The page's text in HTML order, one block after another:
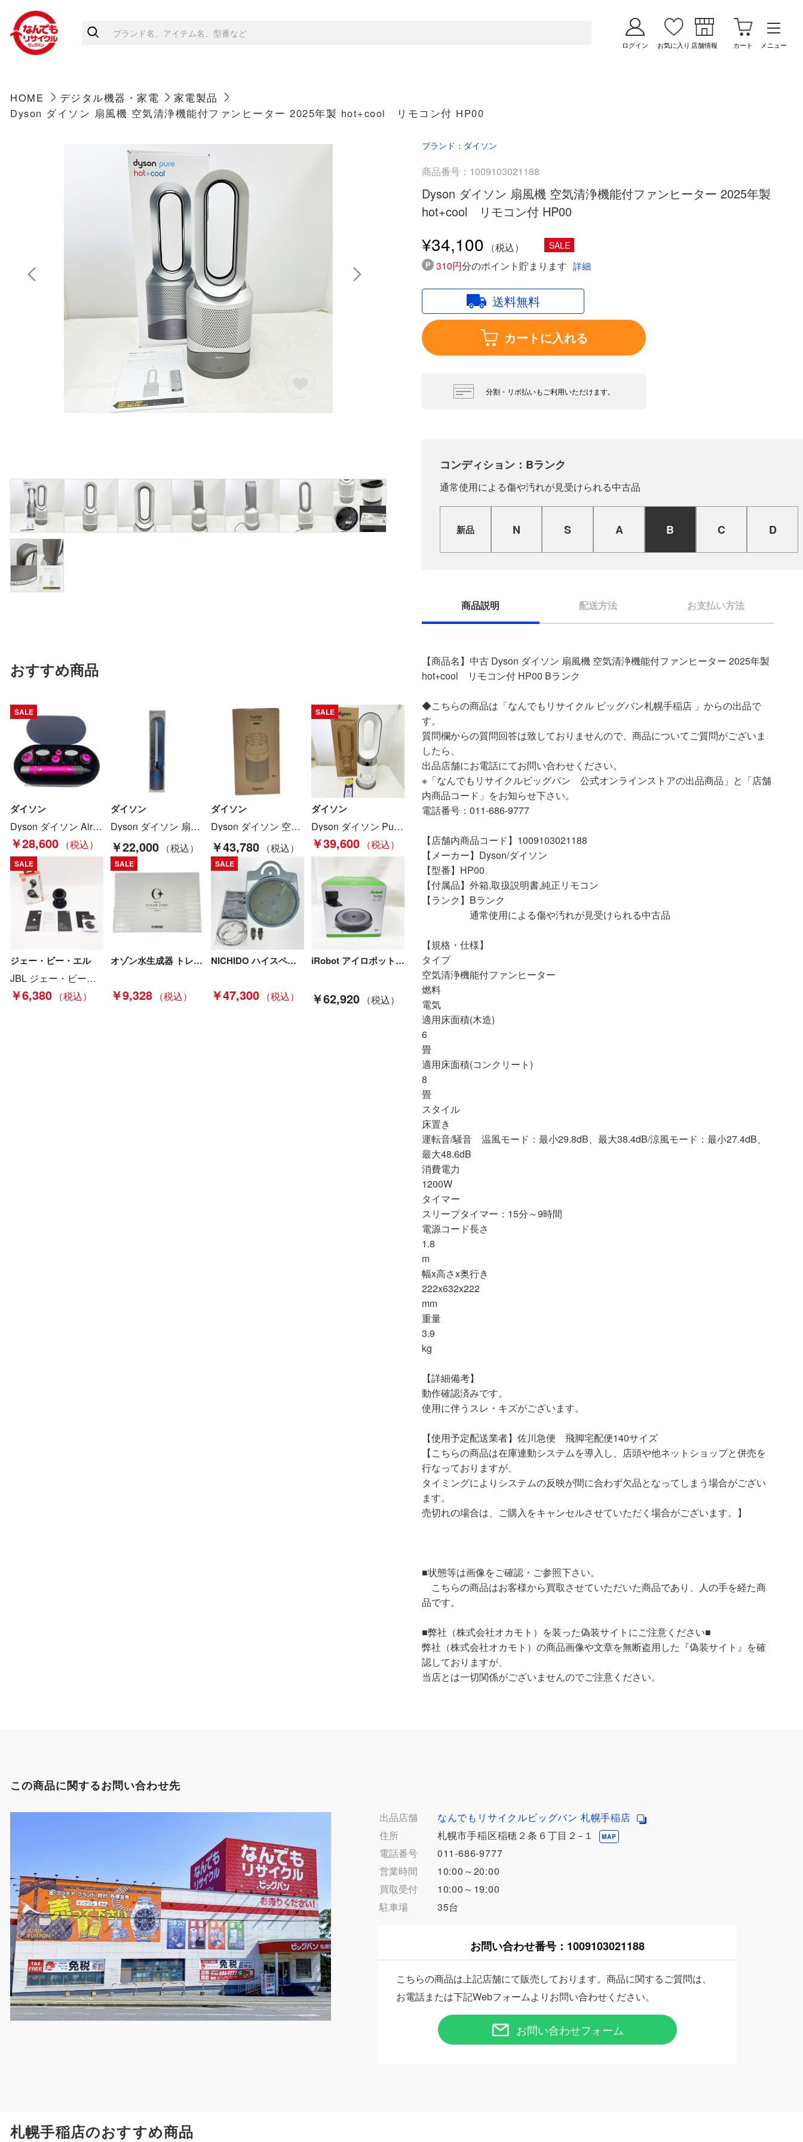
ログイン お気に入り 店舗情報 カート メニュー
HOME デジタル機器・家電
家電製品
Dyson ダイソン 扇風機 空気清浄機能付ファンヒーター 2025年製 hot+cool リモコン付 HP00
おすすめ商品
SALE
ダイソン
Dyson ダイソン Airwrap マルチスタイラー 2022年製 ドライヤー HS05 Bランク
￥28,600
ダイソン
Dyson ダイソン 扇風機 空気洗浄機能付ファン 2019年製 TP00 Sランク
￥22,000
ダイソン
Dyson ダイソン 空気清浄機 HushJet shizuka SP01-A Sランク
￥43,780
SALE
ダイソン
Dyson ダイソン Purifier Hot + Cool Gen1 空気清浄ファンヒーター 2025年製 HP10 ホワイト Bランク
￥39,600
SALE
ジェー・ビー・エル
JBL ジェー・ビー・エル FREE X ワイヤレスインイヤー型イヤホン JBLFREEXBLKBT Bランク
￥6,380
SALE
オゾン水生成器 トレビ・クリアゼロ FWO-03 Aランク
￥9,328
SALE
NICHIDO ハイスペックハイディスク150W 架台取付型 L150B-F-H110-50K 常設用LED照明 屋内/屋外兼用型 動作未確認 Aランク
￥47,300
iRobot アイロボット Roomba ルンバ i5+ ロボットクリーナー 掃除機 i5558 ブラック Aランク
￥62,920
ブランド：ダイソン
商品番号：1009103021188
Dyson ダイソン 扇風機 空気清浄機能付ファンヒーター 2025年製
hot+cool リモコン付 HP00
¥34,100 SALE
310円分のポイント貯まります 詳細
送料無料
カートに入れる
分割・リボ払いもご利用いただけます。
コンディション：Bランク
通常使用による傷や汚れが見受けられる中古品
新品 N S A B C D
商品説明 配送方法 お支払い方法
【商品名】中古 Dyson ダイソン 扇風機 空気清浄機能付ファンヒーター 2025年製
hot+cool リモコン付 HP00 Bランク
◆こちらの商品は「なんでもリサイクル ビッグバン札幌手稲店 」からの出品で
す。
質問欄からの質問回答は致しておりませんので、商品についてご質問がございま
したら、
出品店舗にお電話にてお問い合わせください。
※「なんでもリサイクルビッグバン 公式オンラインストアの出品商品」と「店舗
内商品コード」をお知らせ下さい。
電話番号：011-686-9777
【店舗内商品コード】1009103021188
【メーカー】Dyson/ダイソン
【型番】HP00
【付属品】外箱,取扱説明書,純正リモコン
【ランク】Bランク
通常使用による傷や汚れが見受けられる中古品
【規格・仕様】
タイプ
空気清浄機能付ファンヒーター
燃料
電気
適用床面積(木造)
6
畳
適用床面積(コンクリート)
8
畳
スタイル
床置き
運転音/騒音 温風モード：最小29.8dB、最大38.4dB/涼風モード：最小27.4dB、
最大48.6dB
消費電力
1200W
タイマー
スリープタイマー：15分～9時間
電源コード長さ
1.8
m
幅x高さx奥行き
222x632x222
mm
重量
3.9
kg
【詳細備考】
動作確認済みです。
使用に伴うスレ・キズがございます。
【使用予定配送業者】佐川急便 飛脚宅配便140サイズ
【こちらの商品は在庫連動システムを導入し、店頭や他ネットショップと併売を
行なっておりますが、
タイミングによりシステムの反映が間に合わず欠品となってしまう場合がござい
ます。
売切れの場合は、ご購入をキャンセルさせていただく場合がございます。】
■状態等は画像をご確認・ご参照下さい。
こちらの商品はお客様から買取させていただいた商品であり、人の手を経た商
品です。
■弊社（株式会社オカモト）を装った偽装サイトにご注意ください■
弊社（株式会社オカモト）の商品画像や文章を無断盗用した『偽装サイト』を確
認しておりますが、
当店とは一切関係がございませんのでご注意ください。
この商品に関するお問い合わせ先
出品店舗
なんでもリサイクルビッグバン 札幌手稲店
住所
札幌市手稲区稲穂２条６丁目２−１ MAP
電話番号
011-686-9777
営業時間
10:00～20:00
買取受付
10:00～19:00
駐車場
35台
お問い合わせ番号： 1009103021188
こちらの商品は上記店舗にて販売しております。商品に関するご質問は、
お電話または下記Webフォームよりお問い合わせください。
お問い合わせフォーム
札幌手稲店のおすすめ商品